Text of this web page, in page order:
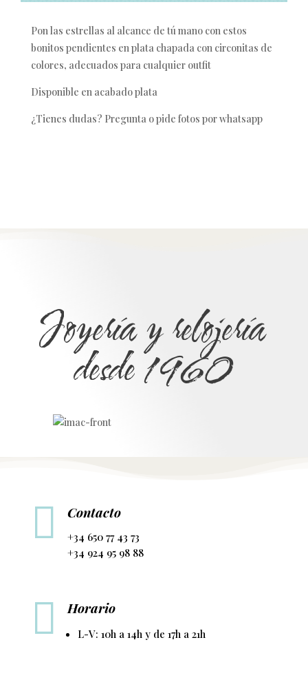
Pon las estrellas al alcance de tú mano con estos
bonitos pendientes en plata chapada con circonitas de
colores, adecuados para cualquier outfit
Disponible en acabado plata
¿Tienes dudas? Pregunta o pide fotos por whatsapp
Joyería y relojería
desde 1960
 Contacto
+34 650 77 43 73
+34 924 95 98 88
 Horario
L-V: 10h a 14h y de 17h a 21h